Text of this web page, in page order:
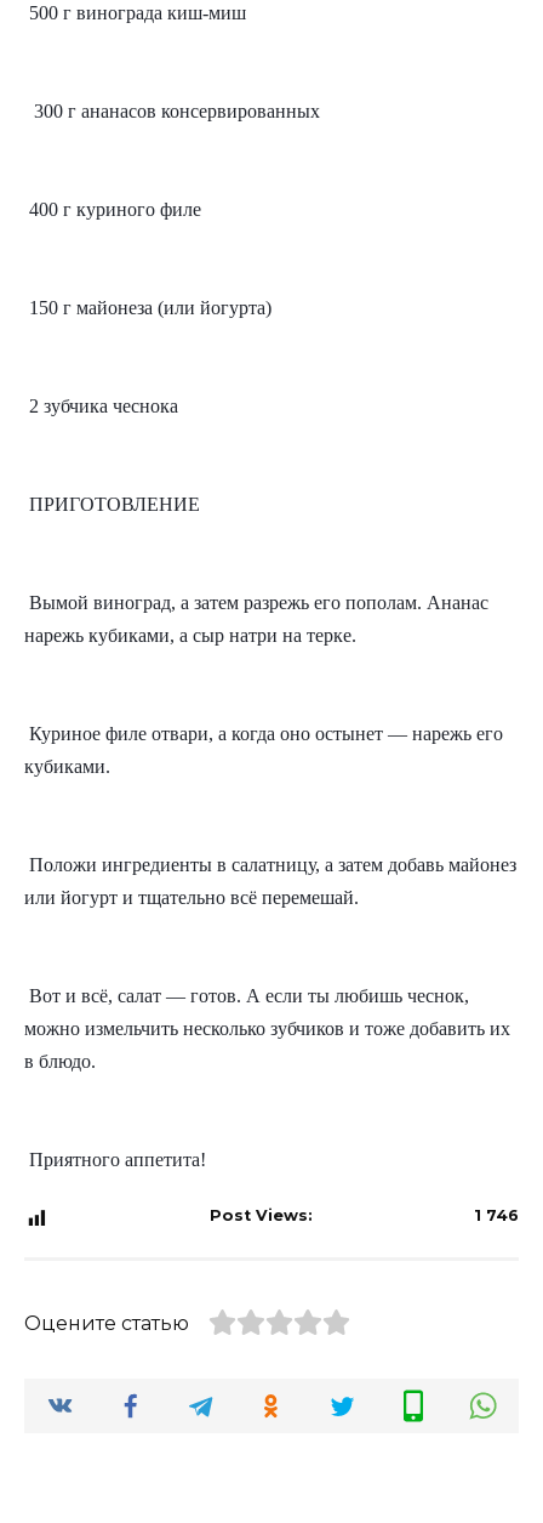
500 г винограда киш-миш
300 г ананасов консервированных
400 г куриного филе
150 г майонеза (или йогурта)
2 зубчика чеснока
ПРИГОТОВЛЕНИЕ
Вымой виноград, а затем разрежь его пополам. Ананас
нарежь кубиками, а сыр натри на терке.
Куриное филе отвари, а когда оно остынет — нарежь его
кубиками.
Положи ингредиенты в салатницу, а затем добавь майонез
или йогурт и тщательно всё перемешай.
Вот и всё, салат — готов. А если ты любишь чеснок,
можно измельчить несколько зубчиков и тоже добавить их
в блюдо.
Приятного аппетита!
Post Views: 1 746
Оцените статью